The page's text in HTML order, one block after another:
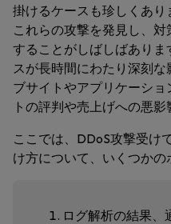
掛けるケースも珍しくあ
これらの攻撃を発見し、
することがしばしばあり
スが長時間にわたり深刻
ブサイトやアプリケーシ
トの評判や売上げへの悪影
ここでは、DDoS攻撃受け
け方について、いくつかの
ログ解析の結果、